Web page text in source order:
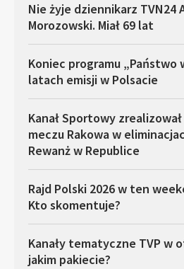
Nie żyje dziennikarz TVN24
Morozowski. Miał 69 lat
Koniec programu „Państwo
latach emisji w Polsacie
Kanał Sportowy
meczu Rakowa w
Rewanż w Republice
Rajd Polski 2026 w ten
Kto skomentuje?
Kanały tematyczne TVP w
jakim pakiecie?